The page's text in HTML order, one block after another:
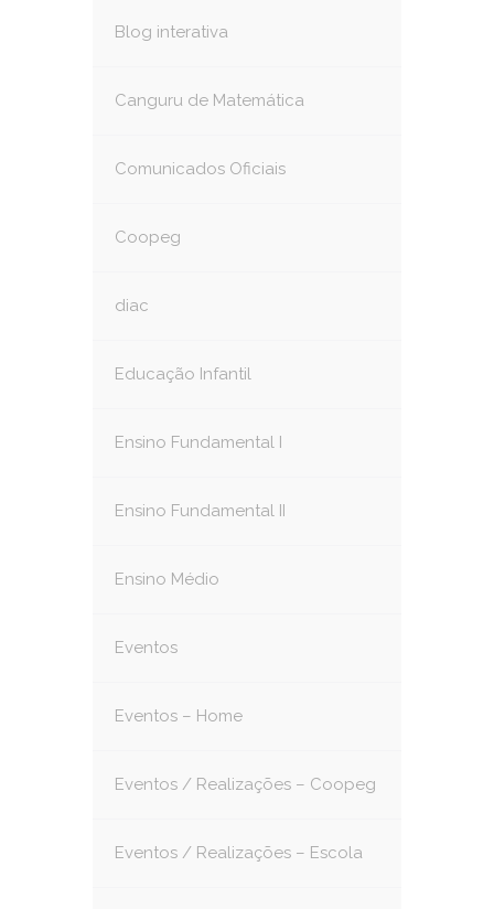
Blog interativa
Canguru de Matemática
Comunicados Oficiais
Coopeg
diac
Educação Infantil
Ensino Fundamental I
Ensino Fundamental II
Ensino Médio
Eventos
Eventos – Home
Eventos / Realizações – Coopeg
Eventos / Realizações – Escola